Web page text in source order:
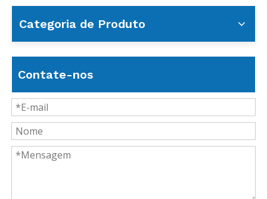
Categoria de Produto
Contate-nos